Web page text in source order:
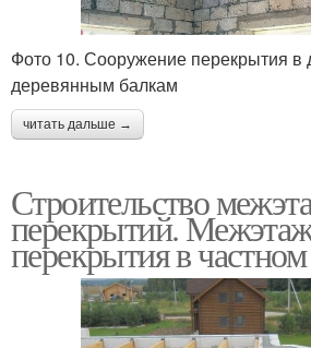
Фото 10. Сооружение перекрытия в
деревянным балкам
читать дальше →
Строительство
перекрытий.
перекрытия в